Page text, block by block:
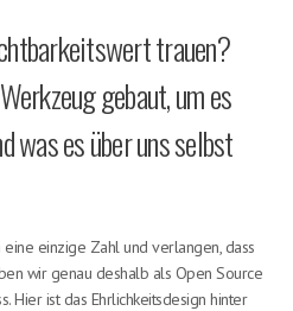
trauen?
gebaut, um es
was es über uns selbst
einzige Zahl und verlangen, dass
wir genau deshalb als Open Source
Hier ist das Ehrlichkeitsdesign hinter